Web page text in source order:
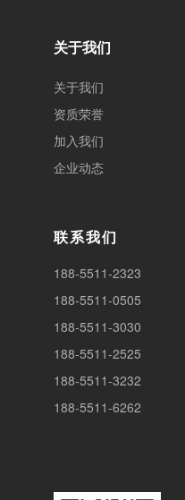
关于我们
关于我们
资质荣誉
加入我们
企业动态
联系我们
188-5511-2323
188-5511-0505
188-5511-3030
188-5511-2525
188-5511-3232
188-5511-6262